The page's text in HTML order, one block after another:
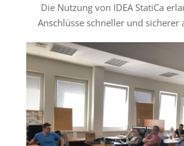
Die Nutzung von IDEA StatiCa
Anschlüsse schneller und sicherer